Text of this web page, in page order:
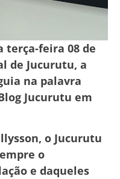
terça-feira 08 de
de Jucurutu, a
na palavra
Jucurutu em
o Jucurutu
o
e daqueles